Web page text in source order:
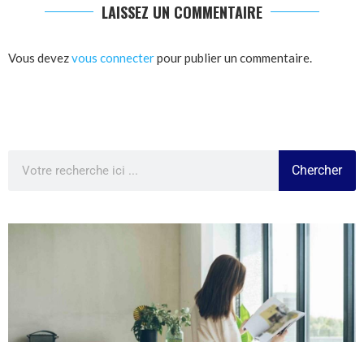
LAISSEZ UN COMMENTAIRE
Vous devezvous connecterpour publier un commentaire.
Chercher